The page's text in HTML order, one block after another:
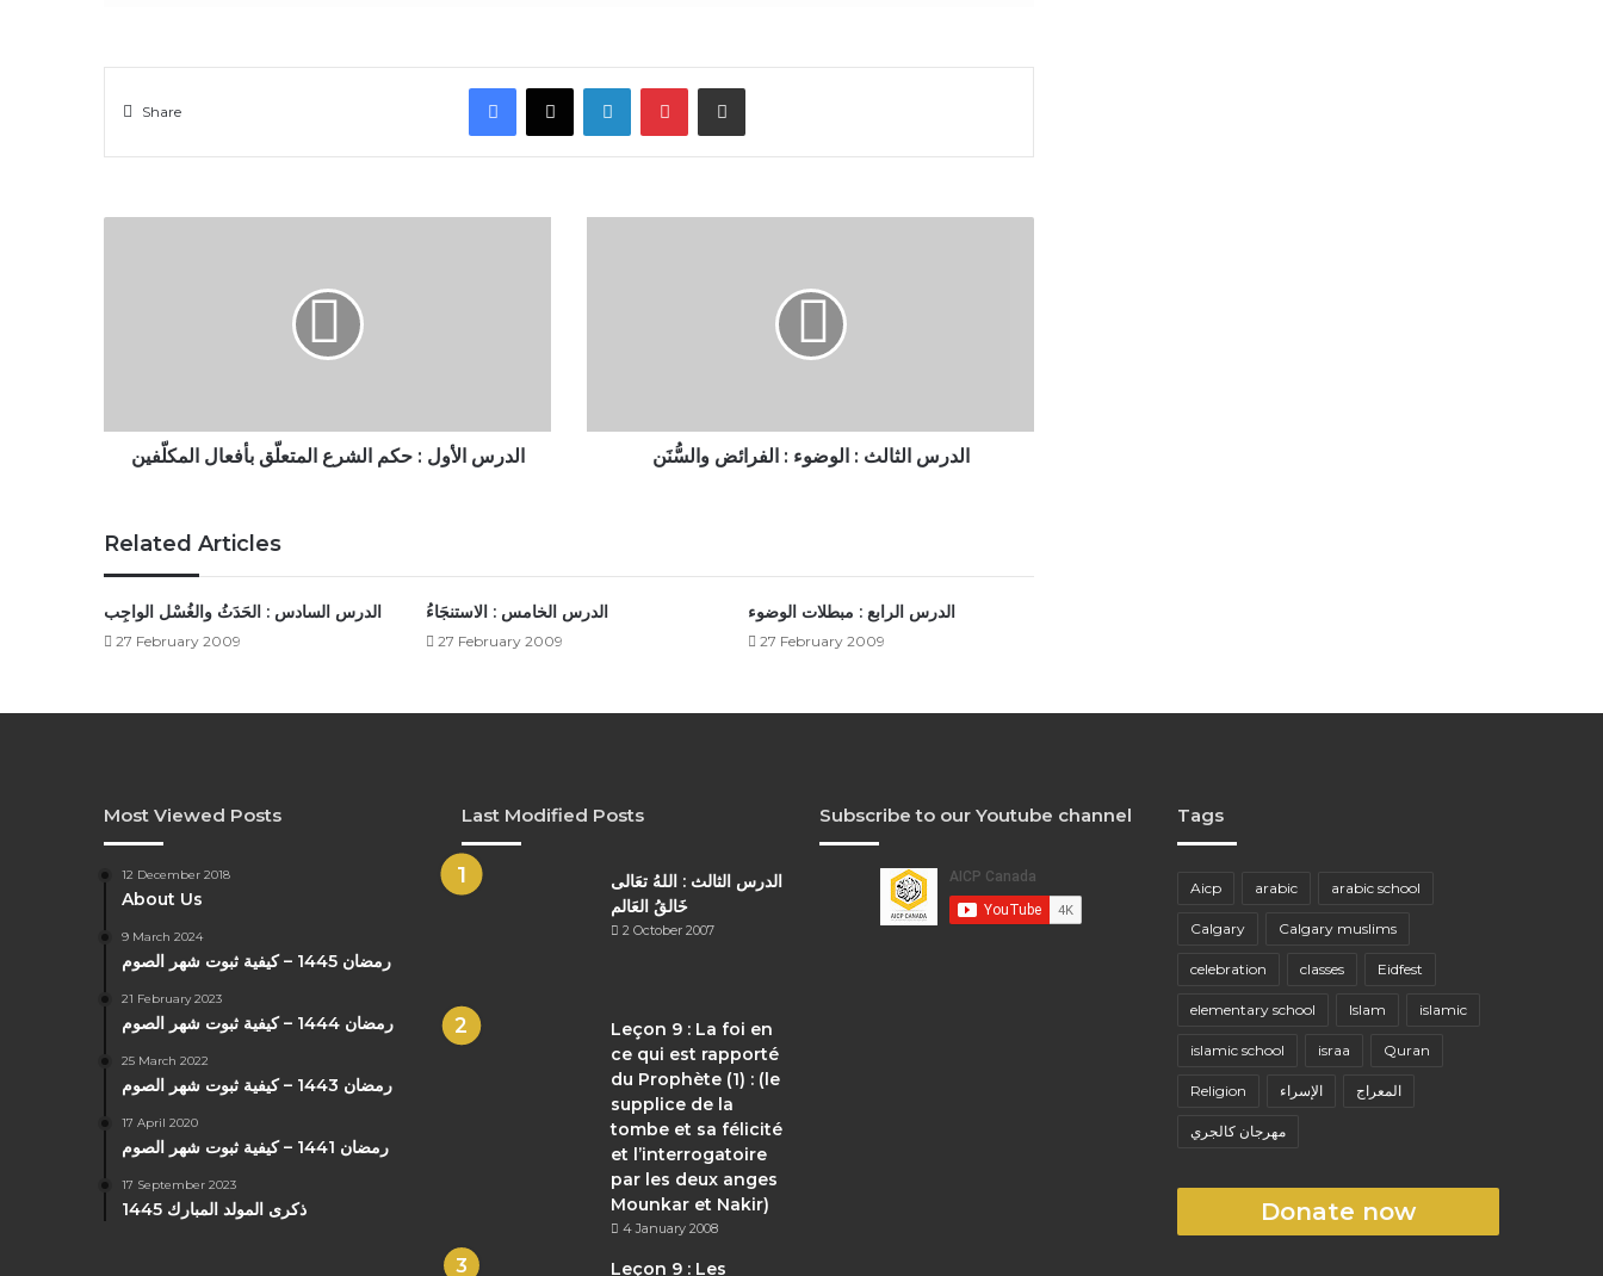
Share
Facebook
X LinkedInPinterestShare via Email
الدرس الأول : حكم الشرع المتعلّق بأفعال المكلّفين الدرس الثالث : الوضوء : الفرائض والسُّنَن
Related Articles
الدرس السادس : الحَدَثُ والغُسْل الواجِب
27 February 2009
الدرس الخامس : الاستنجَاءُ
27 February 2009
الدرس الرابع : مبطلات الوضوء
27 February 2009
Most Viewed Posts
12 December 2018
About Us
9 March 2024
رمضان 1445 – كيفية ثبوت شهر الصوم
21 February 2023
رمضان 1444 – كيفية ثبوت شهر الصوم
25 March 2022
رمضان 1443 – كيفية ثبوت شهر الصوم
17 April 2020
رمضان 1441 – كيفية ثبوت شهر الصوم
17 September 2023
ذكرى المولد المبارك 1445
Last Modified Posts
الدرس الثالث : اللهُ تعَالى
خَالقُ العَالم
2 October 2007
Leçon 9 : La foi en
ce qui est rapporté
du Prophète (1) : (le
supplice de la
tombe et sa félicité
et l’interrogatoire
par les deux anges
Mounkar et Nakir)
4 January 2008
Leçon 9 : Les
Subscribe to our Youtube channel Tags
Aicp arabic arabic school
Calgary Calgary muslims
celebration classes Eidfest
elementary school Islam islamic
islamic school israa Quran
Religion الإسراء المعراج
مهرجان كالجري
Donate now